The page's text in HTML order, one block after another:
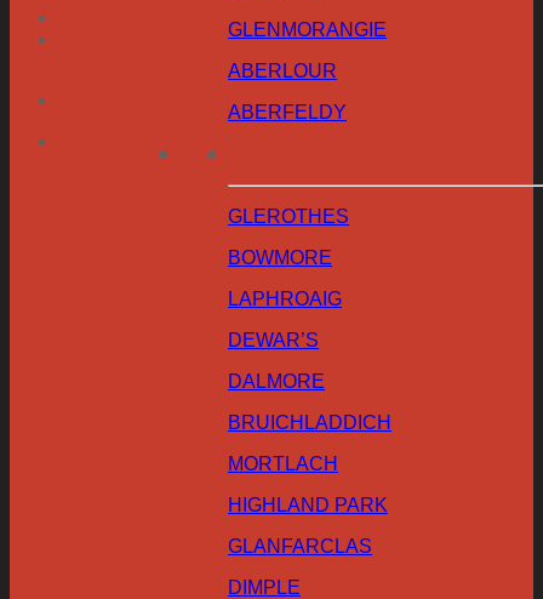
GLENMORANGIE
ABERLOUR
ABERFELDY
GLEROTHES
BOWMORE
LAPHROAIG
DEWAR’S
DALMORE
BRUICHLADDICH
MORTLACH
HIGHLAND PARK
GLANFARCLAS
DIMPLE